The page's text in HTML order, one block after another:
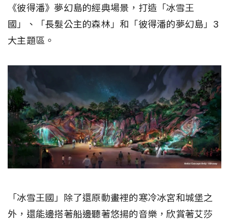
《彼得潘》夢幻島的經典場景，打造「冰雪王
國」、「長髮公主的森林」和「彼得潘的夢幻島」3
大主題區。
「冰雪王國」除了還原動畫裡的寒冷冰宮和城堡之
外，還能邊搭著船邊聽著悠揚的音樂，欣賞著艾莎